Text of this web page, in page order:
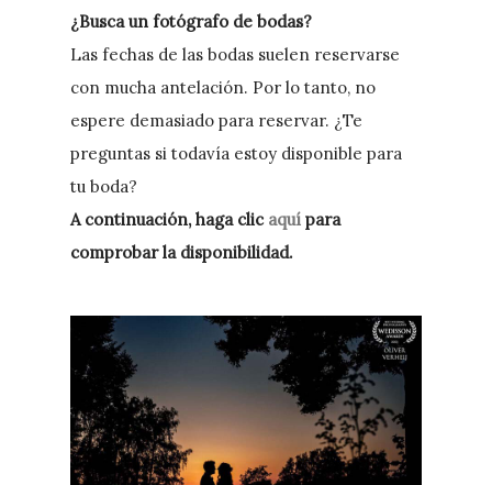
¿Busca un fotógrafo de bodas?
Las fechas de las bodas suelen reservarse
con mucha antelación. Por lo tanto, no
espere demasiado para reservar. ¿Te
preguntas si todavía estoy disponible para
tu boda?
A continuación, haga clic aquí para
comprobar la disponibilidad.